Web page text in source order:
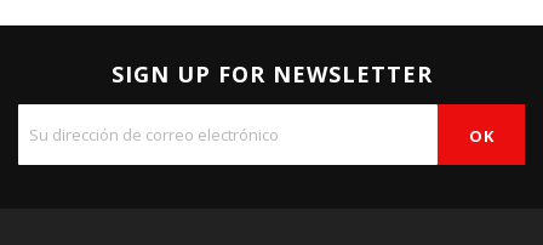
SIGN UP FOR NEWSLETTER